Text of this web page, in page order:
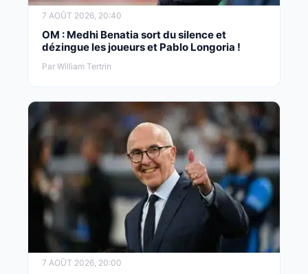
7 AOÛT 2026, 20:40
OM : Medhi Benatia sort du silence et
dézingue les joueurs et Pablo Longoria !
Par William Tertrin
7 AOÛT 2026, 20:00